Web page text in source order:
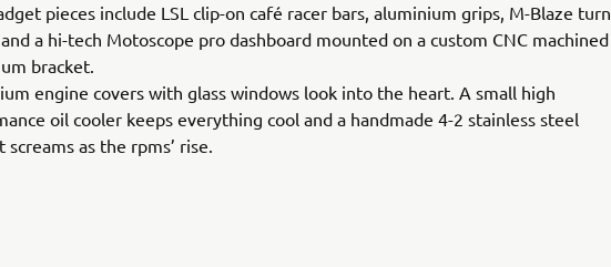
pieces include LSL clip-on café racer bars, aluminium grips, M-Blaze turn
a hi-tech Motoscope pro dashboard mounted on a custom CNC machined
bracket.
engine covers with glass windows look into the heart. A small high
oil cooler keeps everything cool and a handmade 4-2 stainless steel
screams as the rpms’ rise.